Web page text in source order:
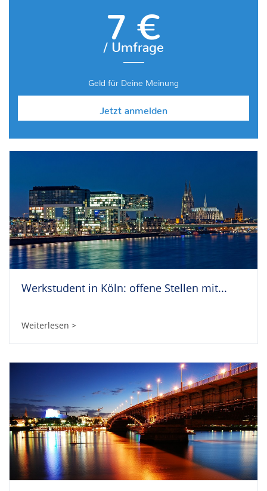
7 €
/ Umfrage
Geld für Deine Meinung
Jetzt anmelden
Werkstudent in Köln: offene Stellen mit...
Weiterlesen >